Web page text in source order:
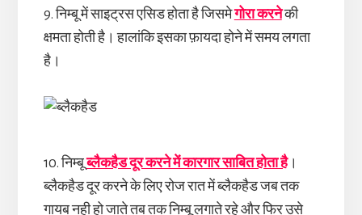
9. निम्बू में साइट्रस एसिड होता है जिसमेगोरा करनेकी
क्षमता होती है। हालांकि इसका फ़ायदा होने में समय लगता
है।
10. निम्बूब्लैकहैड दूर करने में कारगार साबित होता है।
ब्लैकहैड दूर करने के लिए रोज रात में ब्लैकहैड जब तक
गायब नही हो जाते तब तक निम्बू लगाते रहे और फिर उसे